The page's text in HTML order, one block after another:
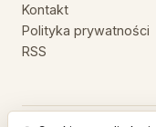
Kontakt
Polityka prywatności
RSS